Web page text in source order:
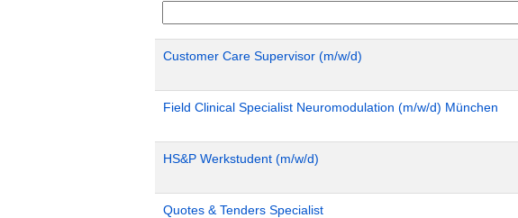
Customer Care Supervisor (m/w/d)
Field Clinical Specialist Neuromodulation (m/w/d) München
HS&P Werkstudent (m/w/d)
Quotes & Tenders Specialist